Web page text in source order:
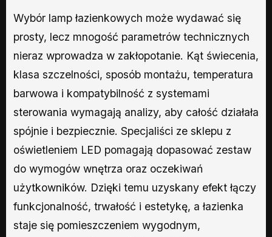
Wybór lamp łazienkowych może wydawać się
prosty, lecz mnogość parametrów technicznych
nieraz wprowadza w zakłopotanie. Kąt świecenia,
klasa szczelności, sposób montażu, temperatura
barwowa i kompatybilność z systemami
sterowania wymagają analizy, aby całość działała
spójnie i bezpiecznie. Specjaliści ze sklepu z
oświetleniem LED pomagają dopasować zestaw
do wymogów wnętrza oraz oczekiwań
użytkowników. Dzięki temu uzyskany efekt łączy
funkcjonalność, trwałość i estetykę, a łazienka
staje się pomieszczeniem wygodnym,